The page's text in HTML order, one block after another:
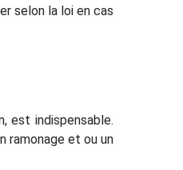
selon la loi en cas
est indispensable.
ramonage et ou un